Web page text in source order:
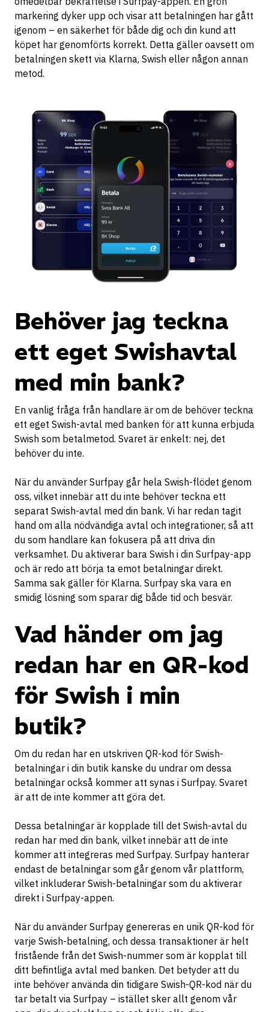
markering dyker upp och visar att betalningen har gått
igenom – en säkerhet för både dig och din kund att
köpet har genomförts korrekt. Detta gäller oavsett om
betalningen skett via Klarna, Swish eller någon annan
metod.
Behöver jag teckna
ett eget Swishavtal
med min bank?
En vanlig fråga från handlare är om de behöver teckna
ett eget Swish-avtal med banken för att kunna erbjuda
Swish som betalmetod. Svaret är enkelt: nej, det
behöver du inte.
När du använder Surfpay går hela Swish-flödet genom
oss, vilket innebär att du inte behöver teckna ett
separat Swish-avtal med din bank. Vi har redan tagit
hand om alla nödvändiga avtal och integrationer, så att
du som handlare kan fokusera på att driva din
verksamhet. Du aktiverar bara Swish i din Surfpay-app
och är redo att börja ta emot betalningar direkt.
Samma sak gäller för Klarna. Surfpay ska vara en
smidig lösning som sparar dig både tid och besvär.
Vad händer om jag
redan har en QR-kod
för Swish i min
butik?
Om du redan har en utskriven QR-kod för Swish-
betalningar i din butik kanske du undrar om dessa
betalningar också kommer att synas i Surfpay. Svaret
är att de inte kommer att göra det.
Dessa betalningar är kopplade till det Swish-avtal du
redan har med din bank, vilket innebär att de inte
kommer att integreras med Surfpay. Surfpay hanterar
endast de betalningar som går genom vår plattform,
vilket inkluderar Swish-betalningar som du aktiverar
direkt i Surfpay-appen.
När du använder Surfpay genereras en unik QR-kod för
varje Swish-betalning, och dessa transaktioner är helt
fristående från det Swish-nummer som är kopplat till
ditt befintliga avtal med banken. Det betyder att du
inte behöver använda din tidigare Swish-QR-kod när du
tar betalt via Surfpay – istället sker allt genom vår